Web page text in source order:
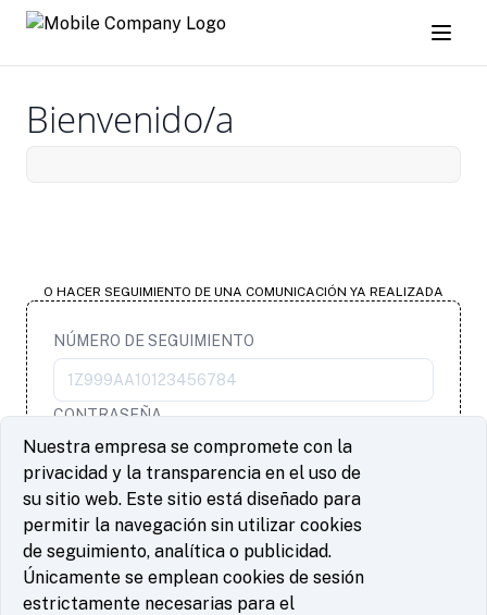
Bienvenido/a
O HACER SEGUIMIENTO DE UNA COMUNICACIÓN YA REALIZADA
NÚMERO DE SEGUIMIENTO
CONTRASEÑA
Buscar
Documentación de interés
Nuestra empresa se compromete con la
privacidad y la transparencia en el uso de
su sitio web. Este sitio está diseñado para
permitir la navegación sin utilizar cookies
de seguimiento, analítica o publicidad.
Únicamente se emplean cookies de sesión
estrictamente necesarias para el